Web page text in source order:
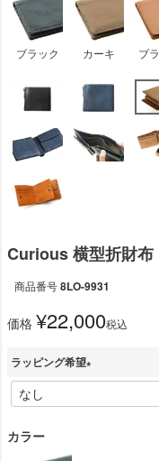
ブラック カーキ ブ
Curious 横型折財布
商品番号8LO-9931
価格 ¥22,000税込
ラッピング希望
必
カラー